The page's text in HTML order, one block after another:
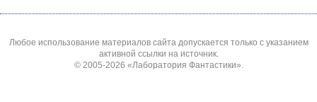
Любое использование материалов сайта допускается только с указанием
активной ссылки на источник.
© 2005-2026 «Лаборатория Фантастики».